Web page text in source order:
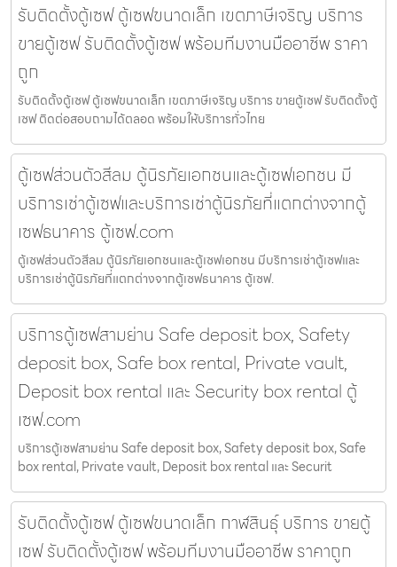
รับติดตั้งตู้เซฟ ตู้เซฟขนาดเล็ก เขตภาษีเจริญ บริการ
ขายตู้เซฟ รับติดตั้งตู้เซฟ พร้อมทีมงานมืออาชีพ ราคา
ถูก
รับติดตั้งตู้เซฟ ตู้เซฟขนาดเล็ก เขตภาษีเจริญ บริการ ขายตู้เซฟ รับติดตั้งตู้
เซฟ ติดต่อสอบถามได้ตลอด พร้อมให้บริการทั่วไทย
ตู้เซฟส่วนตัวสีลม ตู้นิรภัยเอกชนและตู้เซฟเอกชน มี
บริการเช่าตู้เซฟและบริการเช่าตู้นิรภัยที่แตกต่างจากตู้
เซฟธนาคาร ตู้เซฟ.com
ตู้เซฟส่วนตัวสีลม ตู้นิรภัยเอกชนและตู้เซฟเอกชน มีบริการเช่าตู้เซฟและ
บริการเช่าตู้นิรภัยที่แตกต่างจากตู้เซฟธนาคาร ตู้เซฟ.
บริการตู้เซฟสามย่าน Safe deposit box, Safety
deposit box, Safe box rental, Private vault,
Deposit box rental และ Security box rental ตู้
เซฟ.com
บริการตู้เซฟสามย่าน Safe deposit box, Safety deposit box, Safe
box rental, Private vault, Deposit box rental และ Securit
รับติดตั้งตู้เซฟ ตู้เซฟขนาดเล็ก กาฬสินธุ์ บริการ ขายตู้
เซฟ รับติดตั้งตู้เซฟ พร้อมทีมงานมืออาชีพ ราคาถูก